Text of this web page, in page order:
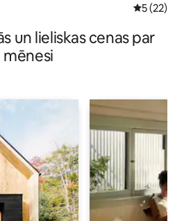
Vidējais
5 (22)
un lieliskas cenas par
mēnesi